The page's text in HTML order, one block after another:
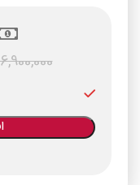
6,900,000